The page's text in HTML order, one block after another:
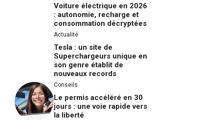
Voiture électrique en 2026
: autonomie, recharge et
consommation décryptées
Actualité
Tesla : un site de
Superchargeurs unique en
son genre établit de
nouveaux records
Conseils
Le permis accéléré en 30
jours : une voie rapide vers
la liberté